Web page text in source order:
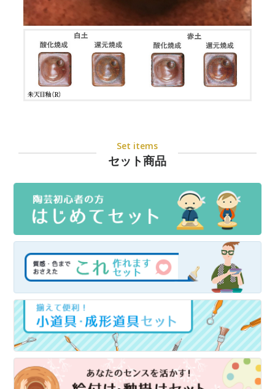
Set items
セット商品